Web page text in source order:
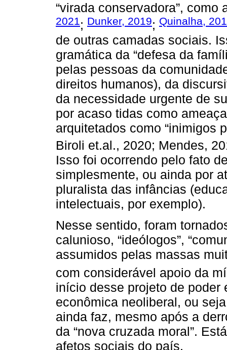
“virada conservadora”,
2021; Dunker, 2019; Quinalha,
de outras camadas sociais.
gramática da “defesa da
pelas pessoas da
direitos humanos), da
da necessidade urgente de
por acaso tidas como
arquitetados como “inimigos
Biroli et.al., 2020; Mendes,
Isso foi ocorrendo pelo fato
simplesmente, ou ainda por
pluralista das infâncias
intelectuais, por exemplo).
Nesse sentido, foram
calunioso, “ideólogos”,
assumidos pelas massas
com considerável apoio da
início desse projeto de poder
econômica neoliberal, ou
ainda faz, mesmo após a
da “nova cruzada moral”.
afetos sociais do país.